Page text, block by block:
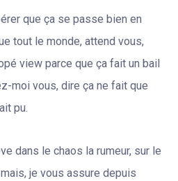
que ça se passe bien en
tout le monde, attend vous,
view parce que ça fait un bail
moi vous, dire ça ne fait que
pu.
dans le chaos la rumeur, sur le
je vous assure depuis